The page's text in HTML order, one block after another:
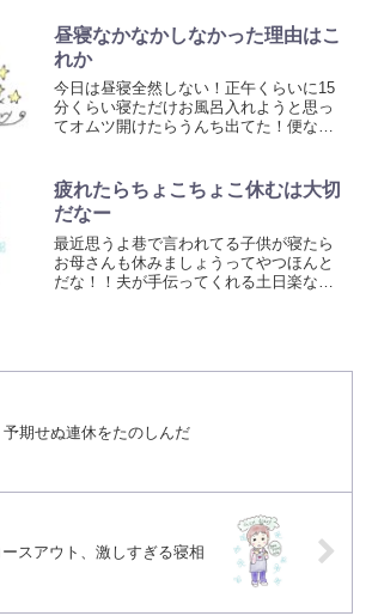
ジかっこみ飯娘、間違っては...
昼寝なかなかしなかった理由はこ
れか
今日は昼寝全然しない！正午くらいに15
分くらい寝ただけお風呂入れようと思っ
てオムツ開けたらうんち出てた！便なし4
昼寝しなかったのはうんち出る出るハイ
テンションだったのか...
疲れたらちょこちょこ休むは大切
だなー
最近思うよ巷で言われてる子供が寝たら
お母さんも休みましょうってやつほんと
だな！！夫が手伝ってくれる土日楽なは
予期せぬ連休をたのしんだ
ースアウト、激しすぎる寝相